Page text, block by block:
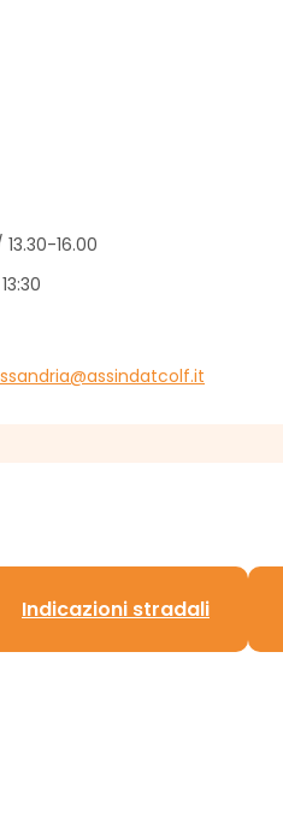
16.00
Indicazioni stradali